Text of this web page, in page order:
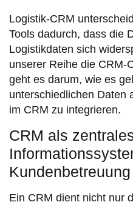
Logistik-CRM
Tools dadurch, dass die
Logistikdaten sich
unserer Reihe die CRM-
geht es darum, wie es
unterschiedlichen Daten
im CRM zu integrieren.
CRM als
Ein CRM dient nicht nur